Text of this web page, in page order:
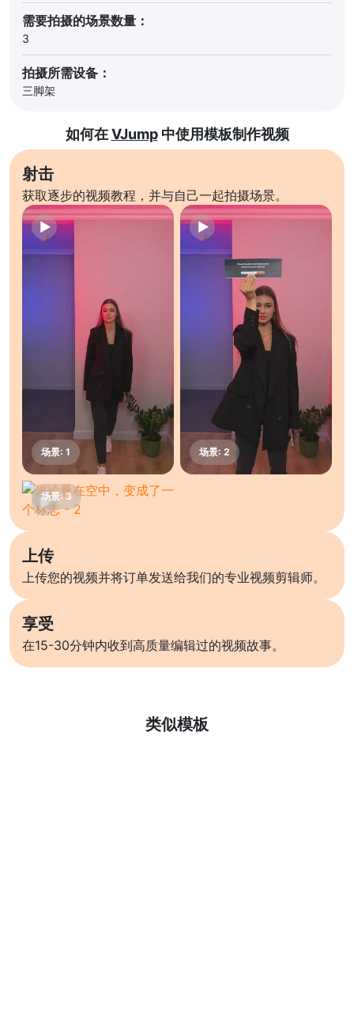
需要拍摄的场景数量：
3
拍摄所需设备：
三脚架
如何在VJump中使用模板制作视频
射击
获取逐步的视频教程，并与自己一起拍摄场景。
上传
上传您的视频并将订单发送给我们的专业视频剪辑师。
享受
在15-30分钟内收到高质量编辑过的视频故事。
类似模板
了解更多